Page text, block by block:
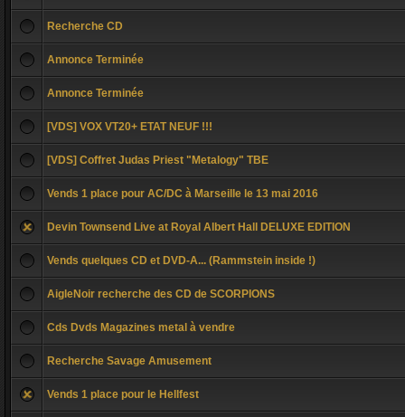
Recherche CD
Annonce Terminée
Annonce Terminée
[VDS] VOX VT20+ ETAT NEUF !!!
[VDS] Coffret Judas Priest "Metalogy" TBE
Vends 1 place pour AC/DC à Marseille le 13 mai 2016
Devin Townsend Live at Royal Albert Hall DELUXE EDITION
Vends quelques CD et DVD-A... (Rammstein inside !)
AigleNoir recherche des CD de SCORPIONS
Cds Dvds Magazines metal à vendre
Recherche Savage Amusement
Vends 1 place pour le Hellfest